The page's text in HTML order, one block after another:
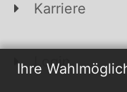
Ihre
Karriere
Login